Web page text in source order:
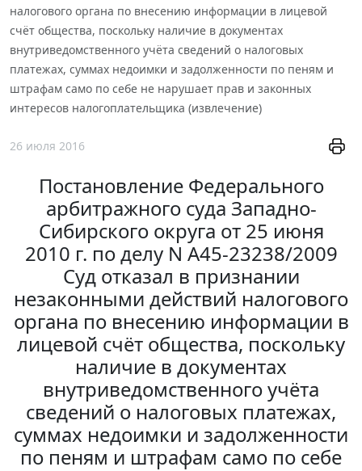
налогового органа по внесению информации в лицевой
счёт общества, поскольку наличие в документах
внутриведомственного учёта сведений о налоговых
платежах, суммах недоимки и задолженности по пеням и
штрафам само по себе не нарушает прав и законных
интересов налогоплательщика (извлечение)
26 июля 2016
Постановление Федерального
арбитражного суда Западно-
Сибирского округа от 25 июня
2010 г. по делу N А45-23238/2009
Суд отказал в признании
незаконными действий налогового
органа по внесению информации в
лицевой счёт общества, поскольку
наличие в документах
внутриведомственного учёта
сведений о налоговых платежах,
суммах недоимки и задолженности
по пеням и штрафам само по себе